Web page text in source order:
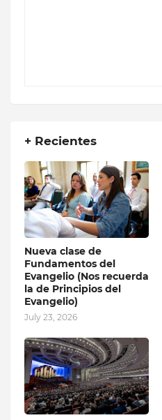
+ Recientes
Nueva clase de
Fundamentos del
Evangelio (Nos recuerda
la de Principios del
Evangelio)
July 23, 2026